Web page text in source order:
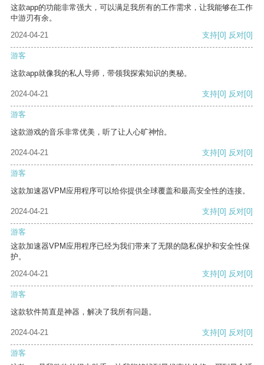
这款app的功能非常强大，可以满足我所有的工作需求，让我能够在工作
中游刃有余。
2024-04-21
支持[0] 反对[0]
游客
这款app就像我的私人导师，带领我探索知识的奥秘。
2024-04-21 支持[0] 反对[0]
游客
这款游戏的音乐非常优美，听了让人心旷神怡。
2024-04-21 支持[0] 反对[0]
游客
这款加速器VPM应用程序可以给你提供全球覆盖和最高安全性的连接。
2024-04-21 支持[0] 反对[0]
游客
这款加速器VPM应用程序已经为我们带来了无限的隐私保护和安全性保
护。
2024-04-21
支持[0] 反对[0]
游客
这款软件简直是神器，解决了我所有问题。
2024-04-21 支持[0] 反对[0]
游客